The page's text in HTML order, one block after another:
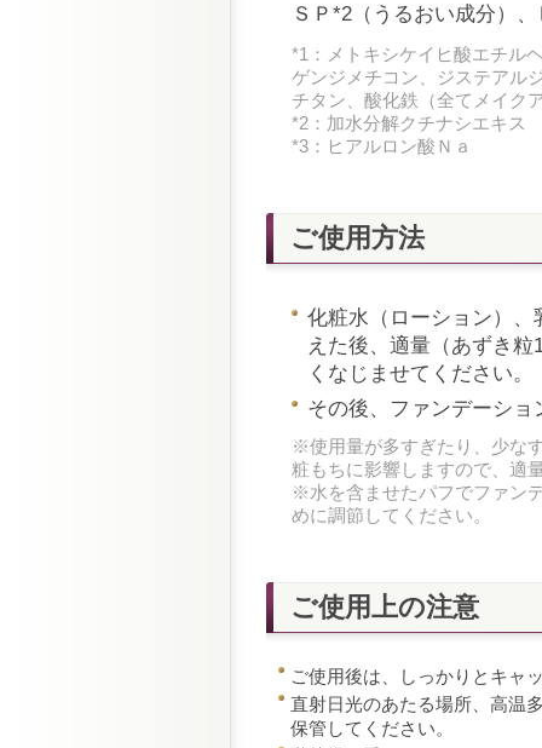
ＳＰ*2（うるおい成分）
*1：メトキシケイヒ酸エチル
ゲンジメチコン、ジステアル
チタン、酸化鉄（全てメイク
*2：加水分解クチナシエキス
*3：ヒアルロン酸Ｎａ
ご使用方法
化粧水（ローション）
えた後、適量（あずき
くなじませてください。
その後、ファンデーシ
※使用量が多すぎたり、少な
粧もちに影響しますので、適
※水を含ませたパフでファン
めに調節してください。
ご使用上の注意
ご使用後は、しっかりとキャ
直射日光のあたる場所、高温
保管してください。